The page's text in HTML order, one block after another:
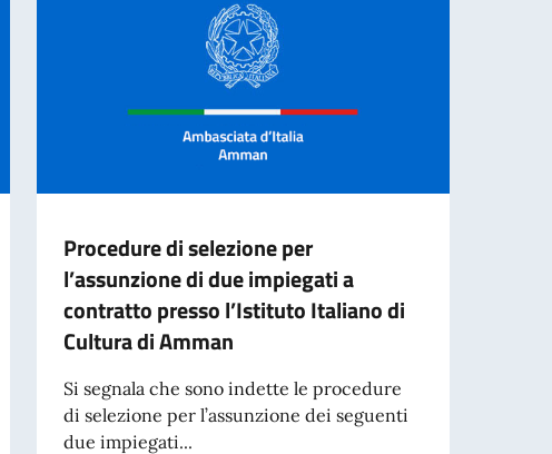
Procedure di selezione per
l’assunzione di due impiegati a
contratto presso l’Istituto Italiano di
Cultura di Amman
Si segnala che sono indette le procedure
di selezione per l’assunzione dei seguenti
due impiegati...